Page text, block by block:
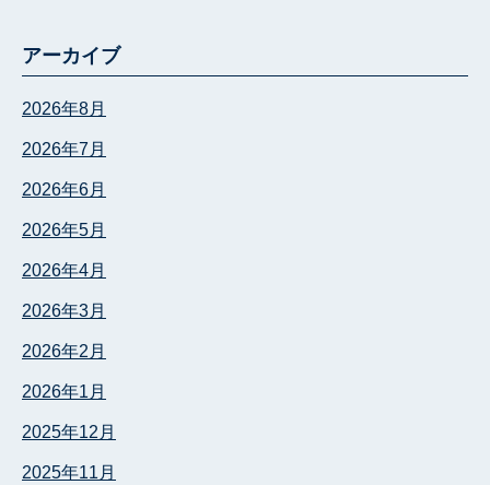
アーカイブ
2026年8月
2026年7月
2026年6月
2026年5月
2026年4月
2026年3月
2026年2月
2026年1月
2025年12月
2025年11月